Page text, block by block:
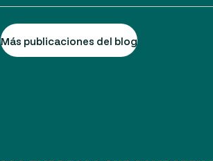
Más publicaciones del blog